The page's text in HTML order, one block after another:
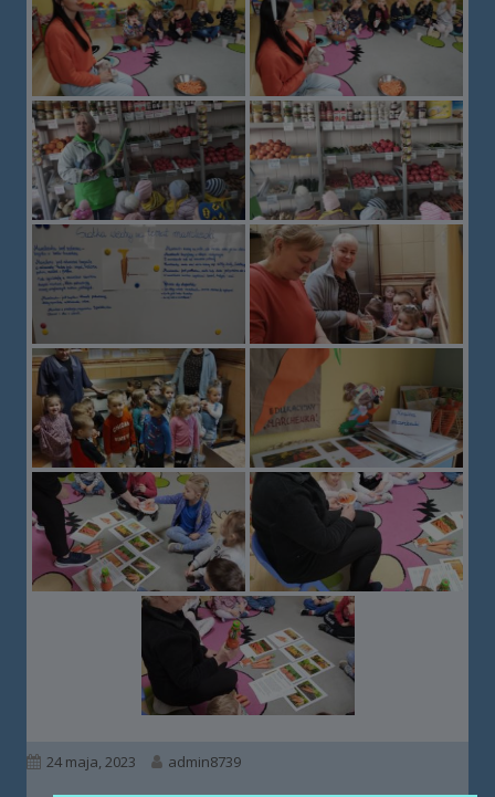
Opublikowano
24 maja, 2023 Autor
admin8739